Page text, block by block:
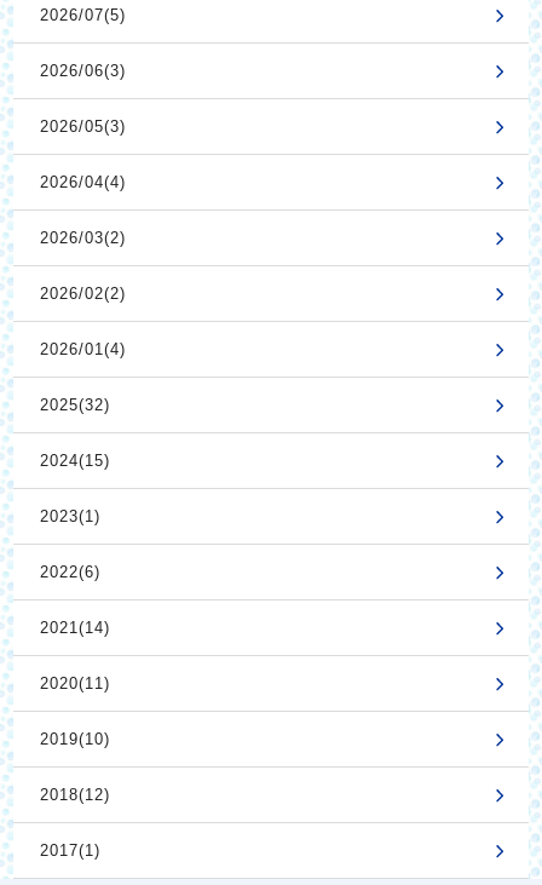
2026/07(5)
2026/06(3)
2026/05(3)
2026/04(4)
2026/03(2)
2026/02(2)
2026/01(4)
2025(32)
2024(15)
2023(1)
2022(6)
2021(14)
2020(11)
2019(10)
2018(12)
2017(1)